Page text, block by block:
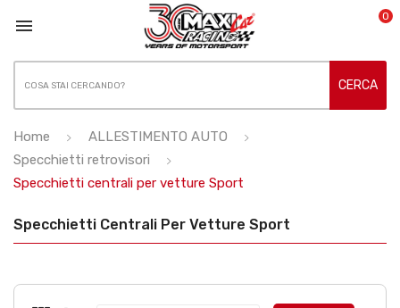
 0
CERCA
Home
ALLESTIMENTO AUTO
Specchietti retrovisori
Specchietti centrali per vetture Sport
Specchietti Centrali Per Vetture Sport